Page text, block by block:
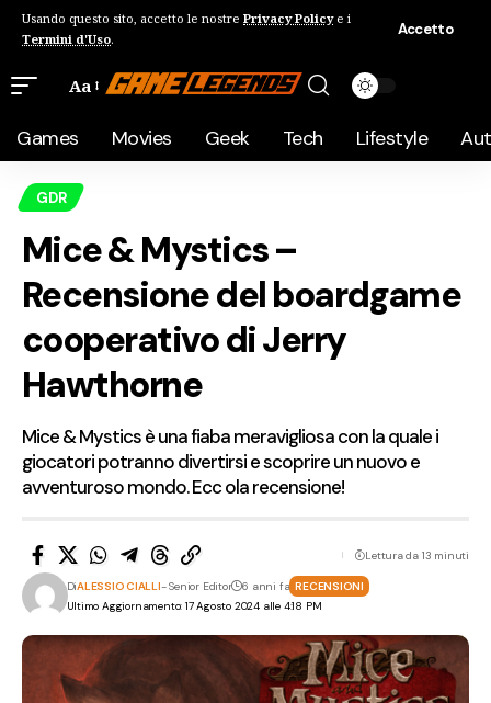
Usando questo sito, accetto le nostre Privacy Policye i
Termini d'Uso.
Accetto
Aa
Games Movies Geek Tech Lifestyle
GDR
Mice & Mystics –
Recensione del boardgame
cooperativo di Jerry
Hawthorne
Mice & Mystics è una fiaba meravigliosa con la quale i
giocatori potranno divertirsi e scoprire un nuovo e
avventuroso mondo. Ecc ola recensione!
Ultimo Aggiornamento: 17 Agosto 2024 alle 4:18 PM
DiALESSIO CIALLI- Senior Editor 6 anni fa RECENSIONI
Lettura da 13 minuti